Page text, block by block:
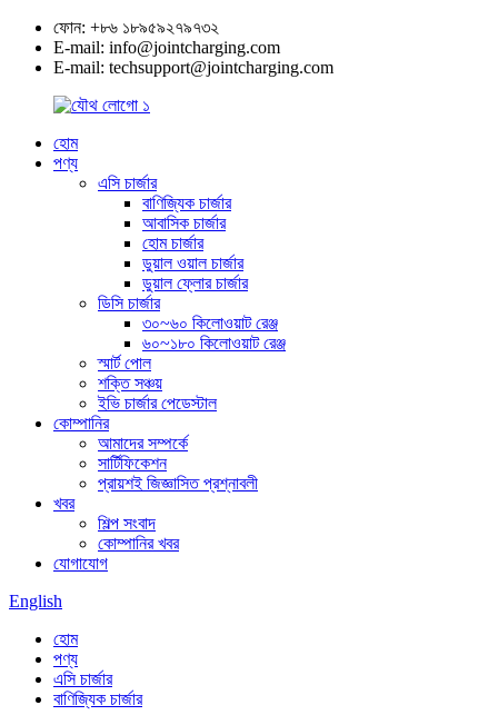
ফোন: +৮৬ ১৮৯৫৯২৭৯৭৩২
E-mail: info@jointcharging.com
E-mail: techsupport@jointcharging.com
হোম
পণ্য
এসি চার্জার
বাণিজ্যিক চার্জার
আবাসিক চার্জার
হোম চার্জার
ডুয়াল ওয়াল চার্জার
ডুয়াল ফ্লোর চার্জার
ডিসি চার্জার
৩০~৬০ কিলোওয়াট রেঞ্জ
৬০~১৮০ কিলোওয়াট রেঞ্জ
স্মার্ট পোল
শক্তি সঞ্চয়
ইভি চার্জার পেডেস্টাল
কোম্পানির
আমাদের সম্পর্কে
সার্টিফিকেশন
প্রায়শই জিজ্ঞাসিত প্রশ্নাবলী
খবর
শিল্প সংবাদ
কোম্পানির খবর
যোগাযোগ
English
হোম
পণ্য
এসি চার্জার
বাণিজ্যিক চার্জার